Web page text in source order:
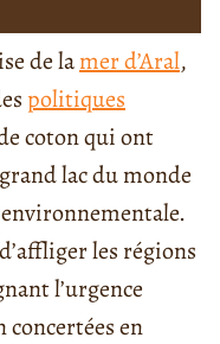
de lamer d’Aral,
politiques
coton qui ont
lac du monde
les régions
l’urgence
concertées en